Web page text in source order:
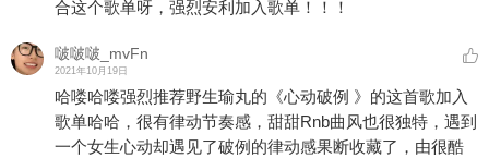
合这个歌单呀，强烈安利加入歌单！！！
啵啵啵_mvFn
2021年10月19日
哈喽哈喽强烈推荐野生瑜丸的《心动破例 》的这首歌加入
歌单哈哈，很有律动节奏感，甜甜Rnb曲风也很独特，遇到
一个女生心动却遇见了破例的律动感果断收藏了，由很酷